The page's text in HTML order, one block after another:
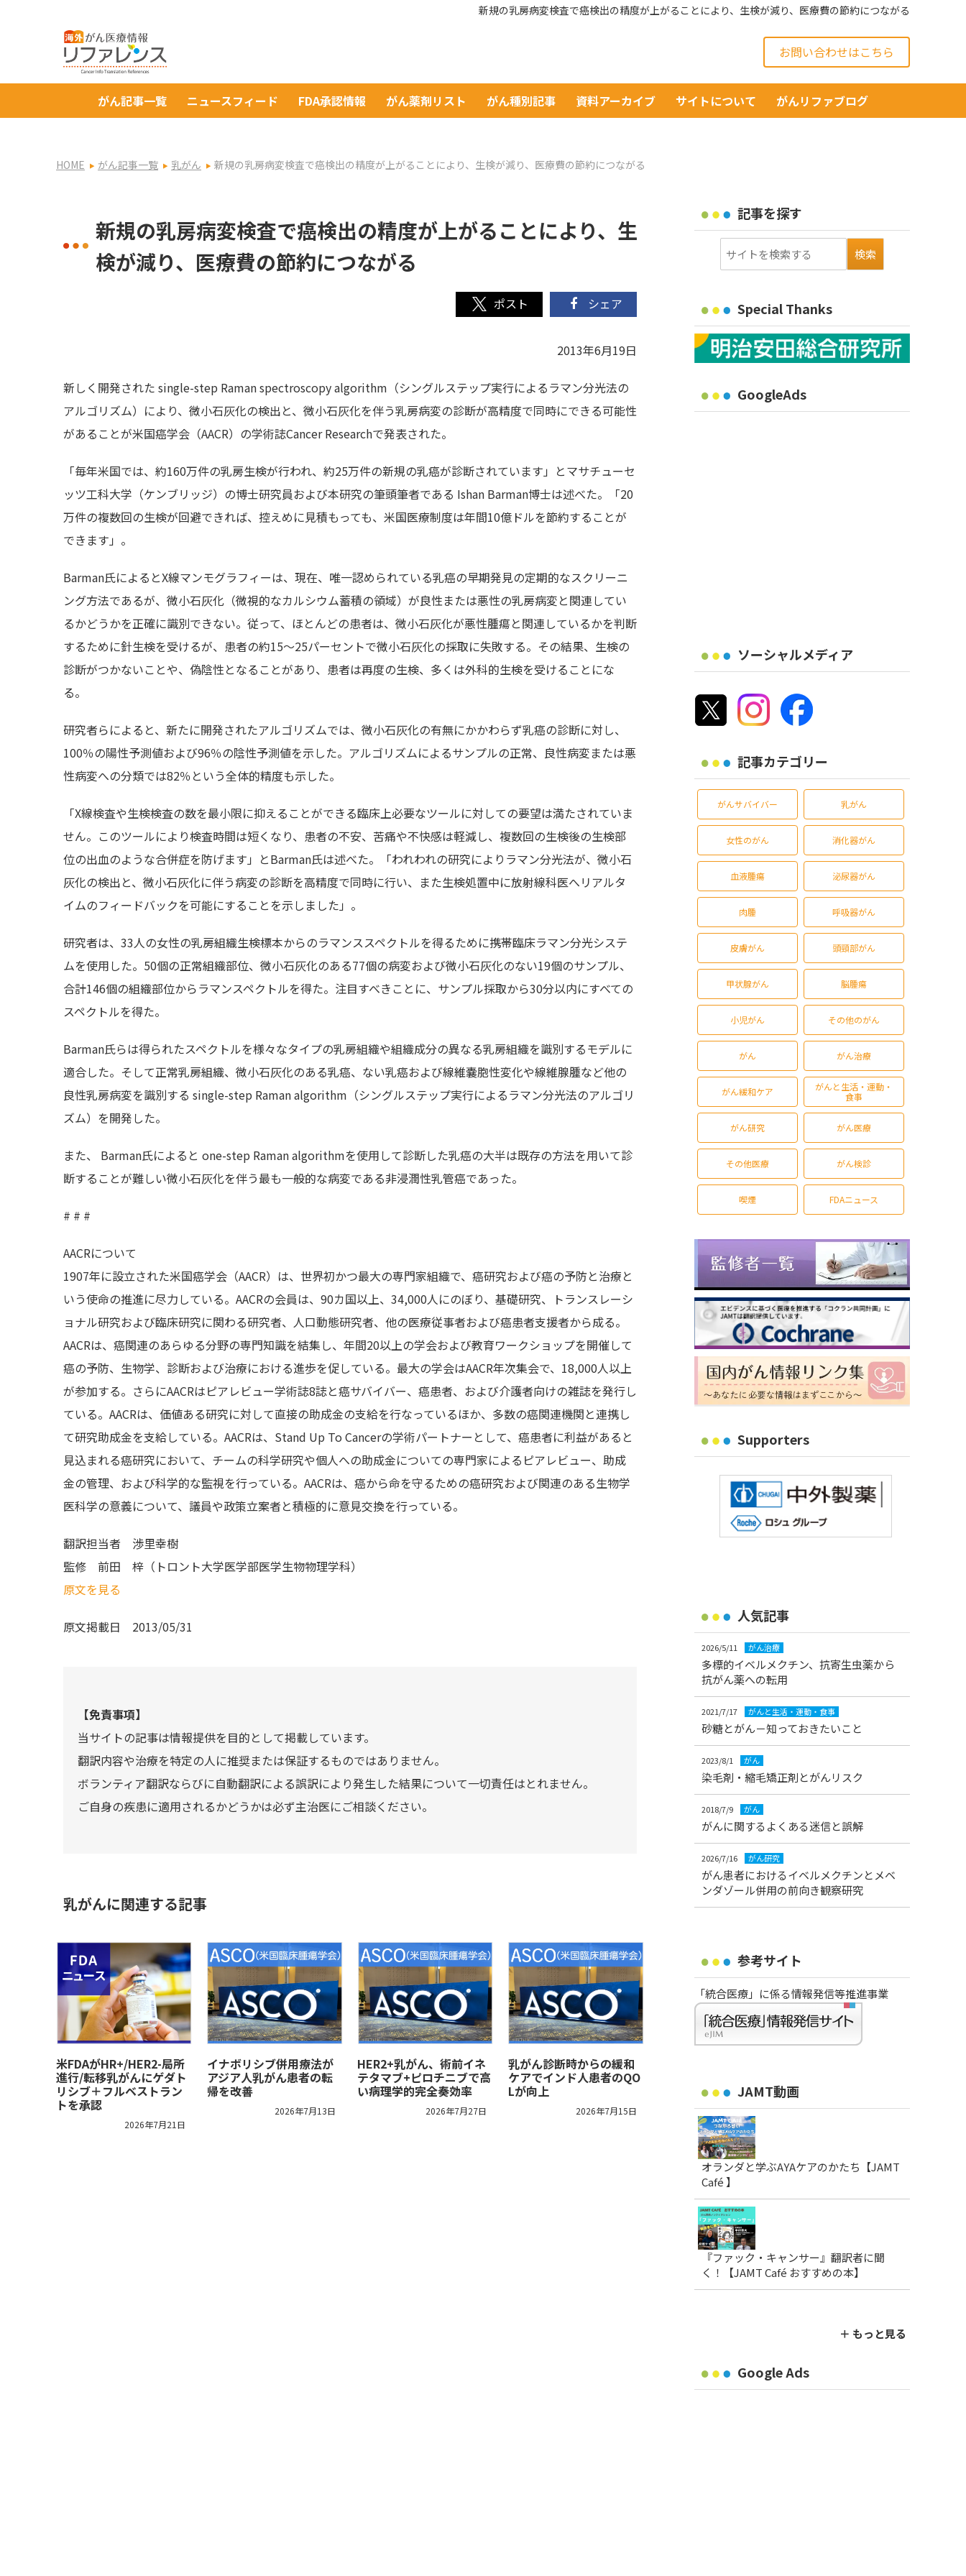
新規の乳房病変検査で癌検出の精度が上がることにより、生検が減り、医療費の節約につながる
お問い合わせはこちら
がん記事一覧 ニュースフィード FDA承認情報 がん薬剤リスト がん種別記事 資料アーカイブ サイトについて がんリファブログ
HOME がん記事一覧 乳がん 新規の乳房病変検査で癌検出の精度が上がることにより、生検が減り、医療費の節約につながる
新規の乳房病変検査で癌検出の精度が上がることにより、生
検が減り、医療費の節約につながる
シェア
2013年6月19日
新しく開発された single-step Raman spectroscopy algorithm（シングルステップ実行によるラマン分光法の
アルゴリズム）により、微小石灰化の検出と、微小石灰化を伴う乳房病変の診断が高精度で同時にできる可能性
があることが米国癌学会（AACR）の学術誌Cancer Researchで発表された。
「毎年米国では、約160万件の乳房生検が行われ、約25万件の新規の乳癌が診断されています」とマサチューセ
ッツ工科大学（ケンブリッジ）の博士研究員および本研究の筆頭筆者である Ishan Barman博士は述べた。「20
万件の複数回の生検が回避できれば、控えめに見積もっても、米国医療制度は年間10億ドルを節約することが
できます」。
Barman氏によるとX線マンモグラフィーは、現在、唯一認められている乳癌の早期発見の定期的なスクリーニ
ング方法であるが、微小石灰化（微視的なカルシウム蓄積の領域）が良性または悪性の乳房病変と関連してい
るかどうかを正確に識別できない。従って、ほとんどの患者は、微小石灰化が悪性腫瘍と関連しているかを判断
するために針生検を受けるが、患者の約15〜25パーセントで微小石灰化の採取に失敗する。その結果、生検の
診断がつかないことや、偽陰性となることがあり、患者は再度の生検、多くは外科的生検を受けることにな
る。
研究者らによると、新たに開発されたアルゴリズムでは、微小石灰化の有無にかかわらず乳癌の診断に対し、
100％の陽性予測値および96％の陰性予測値を示した。アルゴリズムによるサンプルの正常、良性病変または悪
性病変への分類では82％という全体的精度も示した。
「X線検査や生検検査の数を最小限に抑えることができる臨床上必要なツールに対しての要望は満たされていま
せん。このツールにより検査時間は短くなり、患者の不安、苦痛や不快感は軽減し、複数回の生検後の生検部
位の出血のような合併症を防げます」とBarman氏は述べた。「われわれの研究によりラマン分光法が、微小石
灰化の検出と、微小石灰化に伴う病変の診断を高精度で同時に行い、また生検処置中に放射線科医へリアルタ
イムのフィードバックを可能にすることを示しました」。
研究者は、33人の女性の乳房組織生検標本からのラマンススペクトルを得るために携帯臨床ラマン分光システ
ムを使用した。50個の正常組織部位、微小石灰化のある77個の病変および微小石灰化のない19個のサンプル、
合計146個の組織部位からラマンスペクトルを得た。注目すべきことに、サンプル採取から30分以内にすべての
スペクトルを得た。
Barman氏らは得られたスペクトルを様々なタイプの乳房組織や組織成分の異なる乳房組織を識別するモデルに
適合した。そして正常乳房組織、微小石灰化のある乳癌、ない乳癌および線維嚢胞性変化や線維腺腫など他の
良性乳房病変を識別する single-step Raman algorithm（シングルステップ実行によるラマン分光法のアルゴリ
ズム）を開発した。
また、 Barman氏によると one-step Raman algorithmを使用して診断した乳癌の大半は既存の方法を用いて診
断することが難しい微小石灰化を伴う最も一般的な病変である非浸潤性乳管癌であった。
# # #
AACRについて
1907年に設立された米国癌学会（AACR）は、世界初かつ最大の専門家組織で、癌研究および癌の予防と治療と
いう使命の推進に尽力している。AACRの会員は、90カ国以上、34,000人にのぼり、基礎研究、トランスレーシ
ョナル研究および臨床研究に関わる研究者、人口動態研究者、他の医療従事者および癌患者支援者から成る。
AACRは、癌関連のあらゆる分野の専門知識を結集し、年間20以上の学会および教育ワークショップを開催して
癌の予防、生物学、診断および治療における進歩を促している。最大の学会はAACR年次集会で、18,000人以上
が参加する。さらにAACRはピアレビュー学術誌8誌と癌サバイバー、癌患者、および介護者向けの雑誌を発行し
ている。AACRは、価値ある研究に対して直接の助成金の支給を行なっているほか、多数の癌関連機関と連携し
て研究助成金を支給している。AACRは、Stand Up To Cancerの学術パートナーとして、癌患者に利益があると
見込まれる癌研究において、チームの科学研究や個人への助成金についての専門家によるピアレビュー、助成
金の管理、および科学的な監視を行っている。AACRは、癌から命を守るための癌研究および関連のある生物学
医科学の意義について、議員や政策立案者と積極的に意見交換を行っている。
翻訳担当者 渉里幸樹
監修 前田 梓（トロント大学医学部医学生物物理学科）
原文を見る
原文掲載日 2013/05/31
【免責事項】
当サイトの記事は情報提供を目的として掲載しています。
翻訳内容や治療を特定の人に推奨または保証するものではありません。
ボランティア翻訳ならびに自動翻訳による誤訳により発生した結果について一切責任はとれません。
ご自身の疾患に適用されるかどうかは必ず主治医にご相談ください。
乳がんに関連する記事
米FDAがHR+/HER2-局所
進行/転移乳がんにゲダト
リシブ＋フルベストラン
トを承認
2026年7月21日
イナボリシブ併用療法が
アジア人乳がん患者の転
帰を改善
2026年7月13日
HER2+乳がん、術前イネ
テタマブ+ピロチニブで高
い病理学的完全奏効率
2026年7月27日
乳がん診断時からの緩和
ケアでインド人患者のQO
Lが向上
2026年7月15日
記事を探す
Special Thanks
GoogleAds
ソーシャルメディア
記事カテゴリー
がんサバイバー 乳がん
女性のがん 消化器がん
血液腫瘍 泌尿器がん
肉腫 呼吸器がん
皮膚がん 頭頸部がん
甲状腺がん 脳腫瘍
小児がん その他のがん
がん がん治療
がん緩和ケア
がんと生活・運動・
食事
がん研究 がん医療
その他医療 がん検診
喫煙 FDAニュース
Supporters
人気記事
2026/5/11 がん治療
多標的イベルメクチン、抗寄生虫薬から
抗がん薬への転用
2021/7/17 がんと生活・運動・食事
砂糖とがん－知っておきたいこと
2023/8/1 がん
染毛剤・縮毛矯正剤とがんリスク
2018/7/9 がん
がんに関するよくある迷信と誤解
2026/7/16 がん研究
がん患者におけるイベルメクチンとメベ
ンダゾール併用の前向き観察研究
参考サイト
「統合医療」に係る情報発信等推進事業
JAMT動画
オランダと学ぶAYAケアのかたち【JAMT
Café 】
『ファック・キャンサー』翻訳者に聞
く！【JAMT Café おすすめの本】
＋ もっと見る
Google Ads